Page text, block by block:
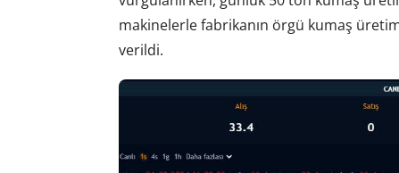
makinelerle fabrikanın örgü kumaş
verildi.